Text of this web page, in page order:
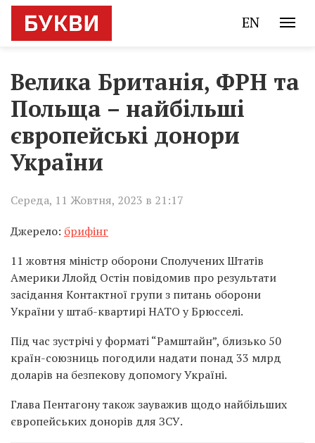
EN
Велика Британія, ФРН та
Польща – найбільші
європейські донори
України
Середа, 11 Жовтня, 2023 в 21:17
Джерело: брифінг
11 жовтня міністр оборони Сполучених Штатів
Америки Ллойд Остін повідомив про результати
засідання Контактної групи з питань оборони
України у штаб-квартирі НАТО у Брюсселі.
Під час зустрічі у форматі “Рамштайн”, близько 50
країн-союзниць погодили надати понад 33 млрд
доларів на безпекову допомогу Україні.
Глава Пентагону також зауважив щодо найбільших
європейських донорів для ЗСУ.